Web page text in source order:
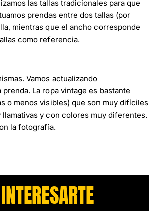
las tallas tradicionales para que
prendas entre dos tallas (por
mientras que el ancho corresponde
como referencia.
Vamos actualizando
La ropa vintage es bastante
o menos visibles) que son muy difíciles
y con colores muy diferentes.
la fotografía.